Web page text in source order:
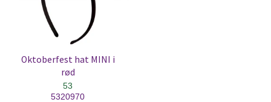
Oktoberfest hat MINI i
rød
53
5320970